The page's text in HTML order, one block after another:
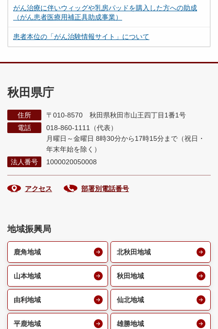
がん治療に伴いウィッグや乳房パッドを購入した方への助成
（がん患者医療用補正具助成事業）
患者本位の「がん治験情報サイト」について
秋田県庁
住所
〒010-8570 秋田県秋田市山王四丁目1番1号
電話
018-860-1111（代表）
月曜日～金曜日 8時30分から17時15分まで （祝日・
年末年始を除く）
法人番号
1000020050008
アクセス 部署別電話番号
地域振興局
鹿角地域 北秋田地域
山本地域 秋田地域
由利地域 仙北地域
平鹿地域 雄勝地域